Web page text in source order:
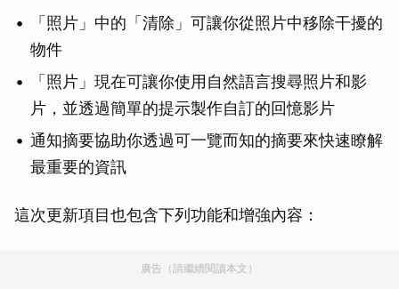
「照片」中的「清除」可讓你從照片中移除干擾的
物件
「照片」現在可讓你使用自然語言搜尋照片和影
片，並透過簡單的提示製作自訂的回憶影片
通知摘要協助你透過可一覽而知的摘要來快速瞭解
最重要的資訊
這次更新項目也包含下列功能和增強內容：
廣告（請繼續閱讀本文）